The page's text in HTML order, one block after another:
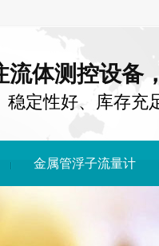
流体测控设备
稳定性好、库存充
金属管浮子流量计